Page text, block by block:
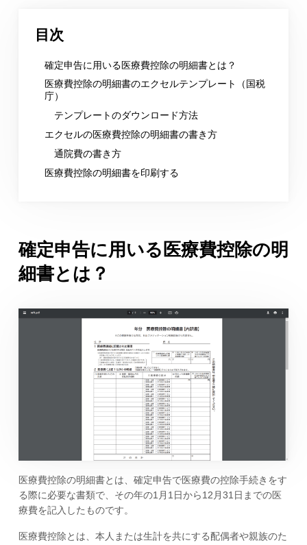
目次
確定申告に用いる医療費控除の明細書とは？
医療費控除の明細書のエクセルテンプレート（国税
庁）
テンプレートのダウンロード方法
エクセルの医療費控除の明細書の書き方
通院費の書き方
医療費控除の明細書を印刷する
確定申告に用いる医療費控除の明
細書とは？
医療費控除の明細書とは、確定申告で医療費の控除手続きをす
る際に必要な書類で、その年の1月1日から12月31日までの医
療費を記入したものです。
医療費控除とは、本人または生計を共にする配偶者や親族のた